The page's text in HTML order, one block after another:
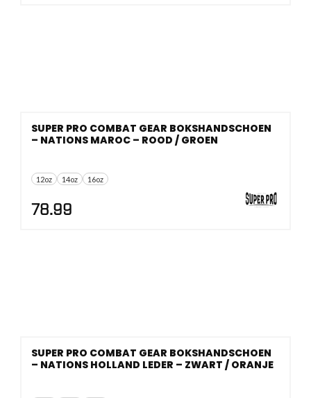
12oz 14oz 16oz
SUPER PRO COMBAT GEAR BOKSHANDSCHOEN
– NATIONS MAROC – ROOD / GROEN
78.99
SUPER PRO COMBAT GEAR BOKSHANDSCHOEN
– NATIONS HOLLAND LEDER – ZWART / ORANJE